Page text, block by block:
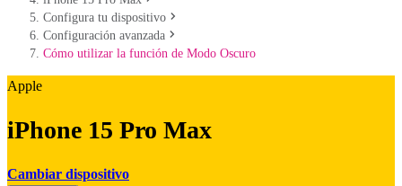
Configura tu dispositivo
Configuración avanzada
Cómo utilizar la función de Modo Oscuro
Apple
iPhone 15 Pro Max
Cambiar dispositivo